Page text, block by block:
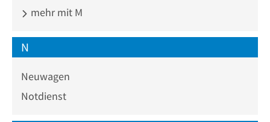
mehr mit M
N
Neuwagen
Notdienst